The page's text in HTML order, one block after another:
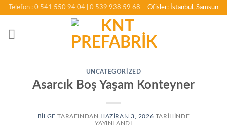
İçeriğeTelefon : 0 541 550 94 04 | 0 539 938 59 68 Ofisler: İstanbul, Samsun
UNCATEGORIZED
Asarcık Boş Yaşam Konteyner
BILGE TARAFINDAN HAZIRAN 3, 2026 TARIHINDE
YAYINLANDI